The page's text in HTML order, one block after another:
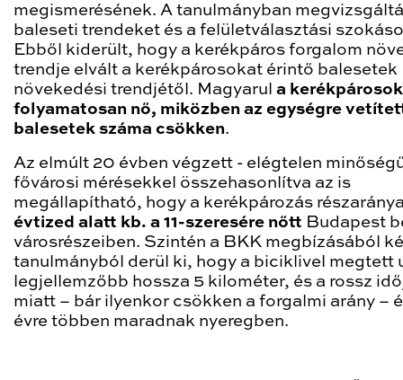
megismerésének. A tanulmányban
baleseti trendeket és a felületválasztási
Ebből kiderült, hogy a kerékpáros forgalom
trendje elvált a kerékpárosokat érintő balesetek
növekedési trendjétől. Magyarul a
folyamatosan nő, miközben az egységre
balesetek száma csökken.
Az elmúlt 20 évben végzett - elégtelen
fővárosi mérésekkel összehasonlítva az is
megállapítható, hogy a kerékpározás
évtized alatt kb. a 11-szeresére nőtt Budapest
városrészeiben. Szintén a BKK megbízásából
tanulmányból derül ki, hogy a biciklivel megtett
legjellemzőbb hossza 5 kilométer, és a rossz
miatt – bár ilyenkor csökken a forgalmi arány –
évre többen maradnak nyeregben.